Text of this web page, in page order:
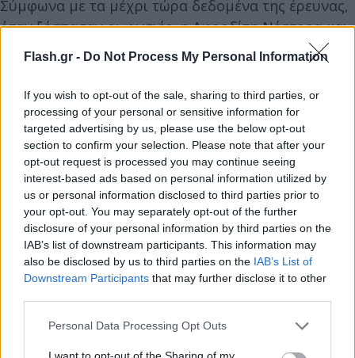
Flash.gr - Do Not Process My Personal Information
If you wish to opt-out of the sale, sharing to third parties, or
processing of your personal or sensitive information for
targeted advertising by us, please use the below opt-out
section to confirm your selection. Please note that after your
opt-out request is processed you may continue seeing
interest-based ads based on personal information utilized by
us or personal information disclosed to third parties prior to
your opt-out. You may separately opt-out of the further
disclosure of your personal information by third parties on the
IAB’s list of downstream participants. This information may
also be disclosed by us to third parties on the IAB’s List of
Downstream Participants that may further disclose it to other
Please note that this website/app uses one or more Google
not limited to your visit or usage behaviour. You may click to
Personal Data Processing Opt Outs
I want to opt-out of the Sharing of my
Σύμφωνα με τα μέχρι τώρα δεδομένα της έρευνας,
όταν ξέσπασαν οι φωτιές, η Αφροδίτη Νέστορα και
η μητέρα της βγήκαν από το διαμέρισμά τους και
κατευθύνθηκαν προς την πυλωτή, προσπαθώντας
να περιορίσουν τις φλόγες που είχαν τυλίξει δύο
σταθμευμένα οχήματα και μέρος του κτιρίου.
Κατά τη διάρκεια της προσπάθειας αυτής
σημειώθηκε ανάφλεξη εύφλεκτου υλικού που
βρισκόταν στο σημείο, με αποτέλεσμα να
προκληθεί ισχυρή έκρηξη. Από την έκρηξη η Βάγια
Νέστορα υπέστη βαριά εγκαύματα με αποτέλεσμα
να καταλήξει λίγες ώρες αργότερα στο νοσοκομείο,
ενώ η κόρη της τραυματίστηκε και νοσηλεύεται.